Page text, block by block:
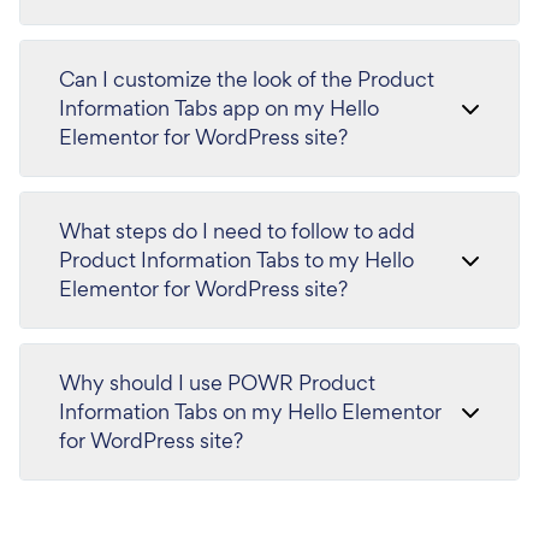
Can I customize the look of the Product
Information Tabs app on my Hello
Elementor for WordPress site?
What steps do I need to follow to add
Product Information Tabs to my Hello
Elementor for WordPress site?
Why should I use POWR Product
Information Tabs on my Hello Elementor
for WordPress site?